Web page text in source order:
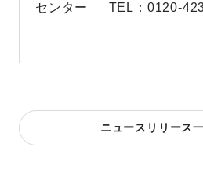
センター TEL：0120-
ニュースリリース